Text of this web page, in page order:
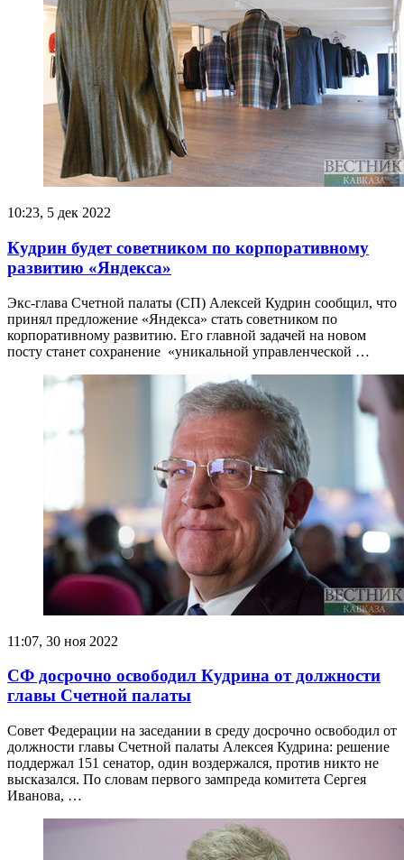
10:23, 5 дек 2022
Кудрин будет советником по корпоративному
развитию «Яндекса»
Экс-глава Счетной палаты (СП) Алексей Кудрин сообщил, что
принял предложение «Яндекса» стать советником по
корпоративному развитию. Его главной задачей на новом
посту станет сохранение «уникальной управленческой …
11:07, 30 ноя 2022
СФ досрочно освободил Кудрина от должности
главы Счетной палаты
Совет Федерации на заседании в среду досрочно освободил от
должности главы Счетной палаты Алексея Кудрина: решение
поддержал 151 сенатор, один воздержался, против никто не
высказался. По словам первого зампреда комитета Сергея
Иванова, …